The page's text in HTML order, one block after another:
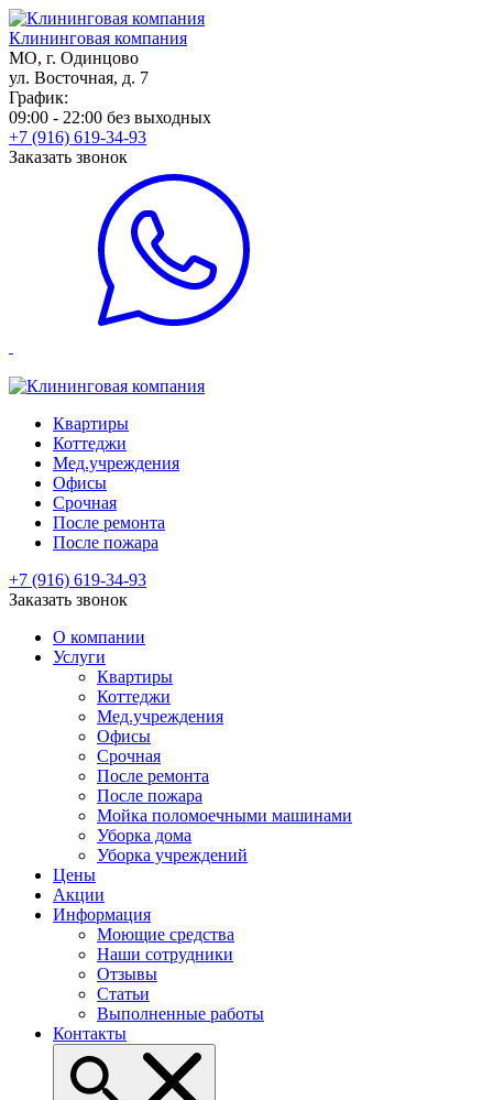
Клининговая компания
МО, г. Одинцово
ул. Восточная, д. 7
График:
09:00 - 22:00 без выходных
+7 (916) 619-34-93
Заказать звонок
Квартиры
Коттеджи
Мед.учреждения
Офисы
Срочная
После ремонта
После пожара
+7 (916) 619-34-93
Заказать звонок
О компании
Услуги
Квартиры
Коттеджи
Мед.учреждения
Офисы
Срочная
После ремонта
После пожара
Мойка поломоечными машинами
Уборка дома
Уборка учреждений
Цены
Акции
Информация
Моющие средства
Наши сотрудники
Отзывы
Статьи
Выполненные работы
Контакты